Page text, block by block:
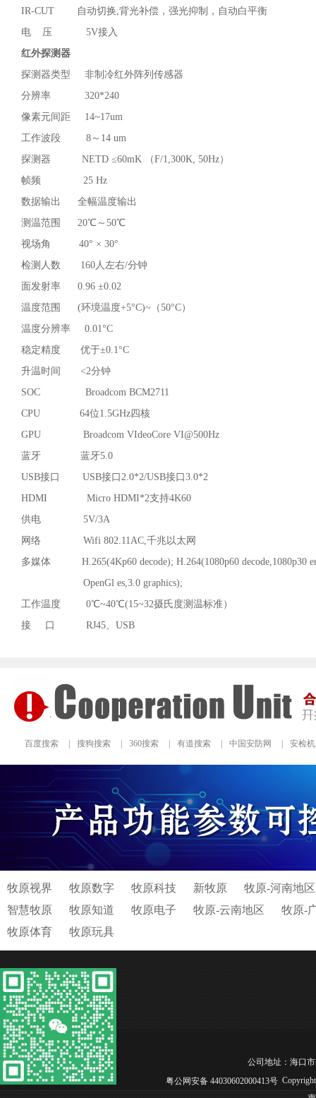
IR-CUT 自动切换,背光补偿，强光抑制，自动白平衡
电 压 5V接入
红外探测器
探测器类型 非制冷红外阵列传感器
分辨率 320*240
像素元间距 14~17um
工作波段 8～14 um
探测器 NETD ≤60mK （F/1,300K, 50Hz）
帧频 25 Hz
数据输出 全幅温度输出
测温范围 20℃～50℃
视场角 40° × 30°
检测人数 160人左右/分钟
面发射率 0.96 ±0.02
温度范围 (环境温度+5°C)~（50°C）
温度分辨率 0.01°C
稳定精度 优于±0.1°C
升温时间 <2分钟
SOC Broadcom BCM2711
CPU 64位1.5GHz四核
GPU Broadcom VIdeoCore VI@500Hz
蓝牙 蓝牙5.0
USB接口 USB接口2.0*2/USB接口3.0*2
HDMI Micro HDMI*2支持4K60
供电 5V/3A
网络 Wifi 802.11AC,千兆以太网
多媒体 H.265(4Kp60 decode); H.264(1080p60 decode,1080p30
OpenGl es,3.0 graphics);
工作温度 0℃~40℃(15~32摄氏度测温标准）
接 口 RJ45、USB
百度搜索 搜狗搜索 360搜索 有道搜索 中国安防网 安检
牧原视界 牧原数字 牧原科技 新牧原
牧原-河南地区
智慧牧原
牧原知道 牧原电子 牧原-云南地区
牧原-
牧原体育
牧原玩具
公司地址：海口市
粤公网安备 44030602000413号